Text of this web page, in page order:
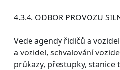
4.3.4. ODBOR PROVOZU
Vede agendy řidičů a
a vozidel, schvalování
průkazy, přestupky, stanice